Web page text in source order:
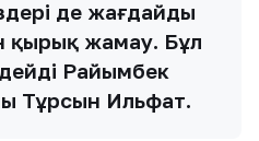
де жағдайды
қырық жамау. Бұл
Райымбек
Тұрсын Ильфат.